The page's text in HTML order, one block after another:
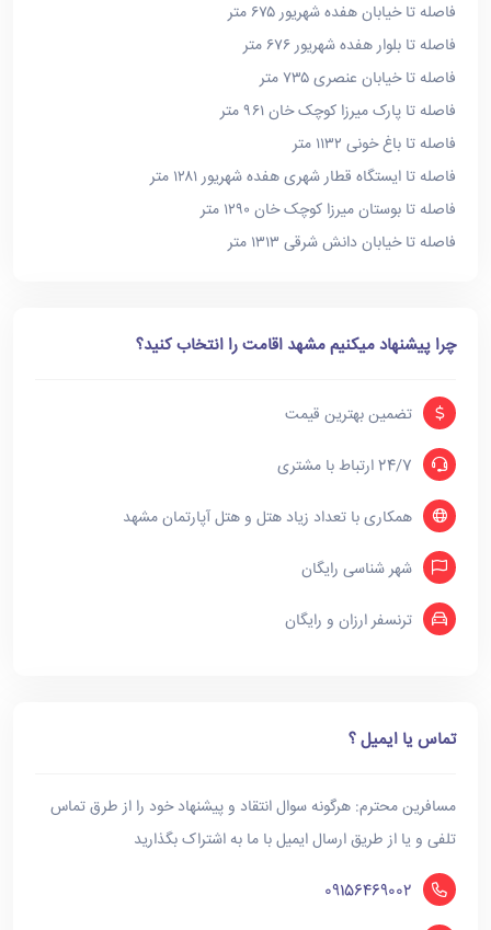
فاصله تا خیابان هفده شهریور ۶۷۵ متر
فاصله تا بلوار هفده شهریور ۶۷۶ متر
فاصله تا خیابان عنصری ۷۳۵ متر
فاصله تا پارک میرزا کوچک خان ۹۶۱ متر
فاصله تا باغ خونی ۱۱۳۲ متر
فاصله تا ایستگاه قطار شهری هفده شهریور ۱۲۸۱ متر
فاصله تا بوستان میرزا کوچک خان ۱۲۹۰ متر
فاصله تا خیابان دانش شرقی ۱۳۱۳ متر
چرا پیشنهاد میکنیم مشهد اقامت را انتخاب کنید؟
تضمین بهترین قیمت
24/7 ارتباط با مشتری
همکاری با تعداد زیاد هتل و هتل آپارتمان مشهد
شهر شناسی رایگان
ترنسفر ارزان و رایگان
تماس یا ایمیل ؟
مسافرین محترم: هرگونه سوال انتقاد و پیشنهاد خود را از طرق تماس
تلفی و یا از طریق ارسال ایمیل با ما به اشتراک بگذارید
09156469002